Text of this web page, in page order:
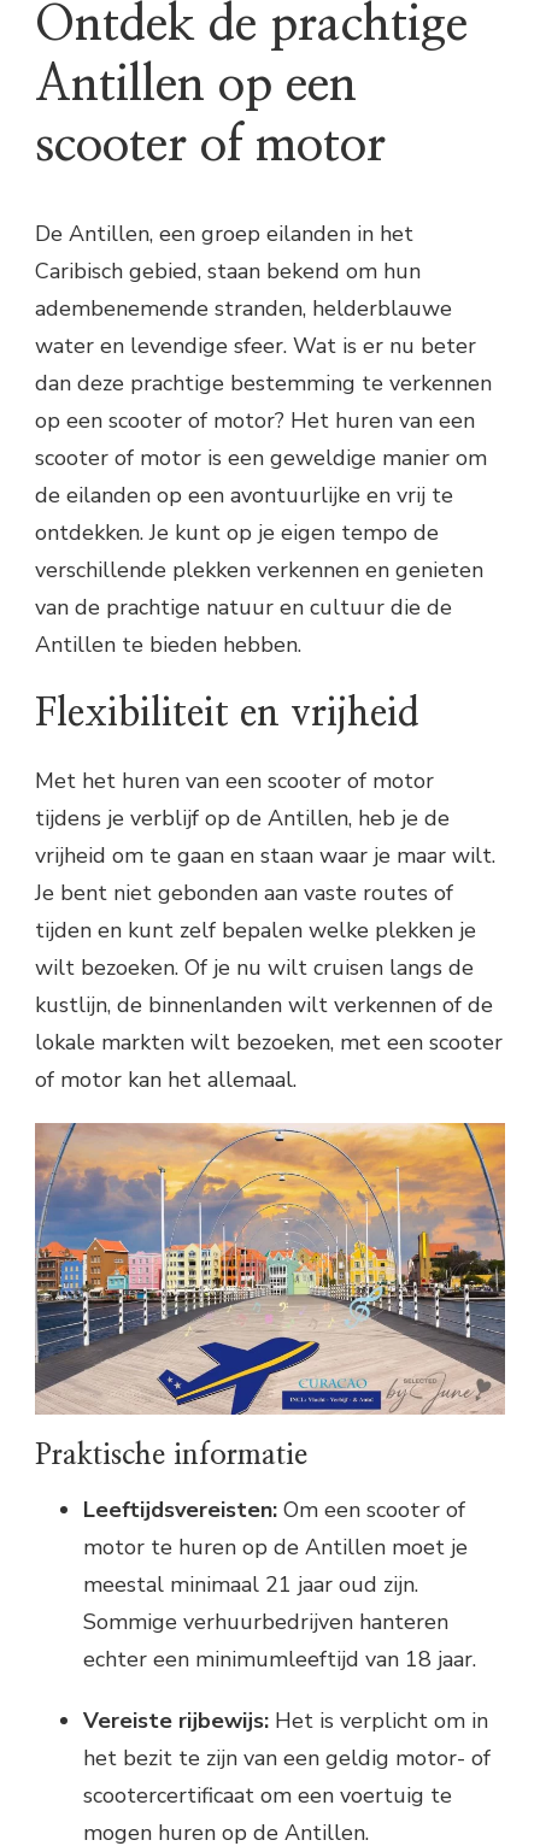
Ontdek de prachtige
Antillen op een
scooter of motor
De Antillen, een groep eilanden in het
Caribisch gebied, staan bekend om hun
adembenemende stranden, helderblauwe
water en levendige sfeer. Wat is er nu beter
dan deze prachtige bestemming te verkennen
op een scooter of motor? Het huren van een
scooter of motor is een geweldige manier om
de eilanden op een avontuurlijke en vrij te
ontdekken. Je kunt op je eigen tempo de
verschillende plekken verkennen en genieten
van de prachtige natuur en cultuur die de
Antillen te bieden hebben.
Flexibiliteit en vrijheid
Met het huren van een scooter of motor
tijdens je verblijf op de Antillen, heb je de
vrijheid om te gaan en staan waar je maar wilt.
Je bent niet gebonden aan vaste routes of
tijden en kunt zelf bepalen welke plekken je
wilt bezoeken. Of je nu wilt cruisen langs de
kustlijn, de binnenlanden wilt verkennen of de
lokale markten wilt bezoeken, met een scooter
of motor kan het allemaal.
Praktische informatie
Leeftijdsvereisten: Om een scooter of
motor te huren op de Antillen moet je
meestal minimaal 21 jaar oud zijn.
Sommige verhuurbedrijven hanteren
echter een minimumleeftijd van 18 jaar.
Vereiste rijbewijs: Het is verplicht om in
het bezit te zijn van een geldig motor- of
scootercertificaat om een voertuig te
mogen huren op de Antillen.